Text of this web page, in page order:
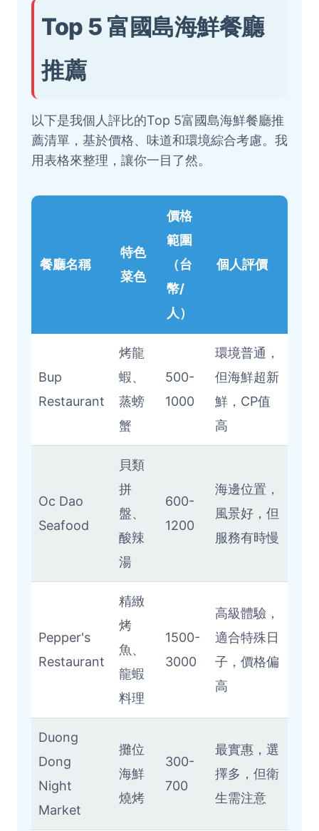
Top 5 富國島海鮮餐廳
推薦
以下是我個人評比的Top 5富國島海鮮餐廳推
薦清單，基於價格、味道和環境綜合考慮。我
用表格來整理，讓你一目了然。
餐廳名稱
特色
菜色
價格
範圍
（台
幣/
人）
個人評價
Bup
Restaurant
烤龍
蝦、
蒸螃
蟹
500-
1000
環境普通，
但海鮮超新
鮮，CP值
高
Oc Dao
Seafood
貝類
拼
盤、
酸辣
湯
600-
1200
海邊位置，
風景好，但
服務有時慢
Pepper's
Restaurant
精緻
烤
魚、
龍蝦
料理
1500-
3000
高級體驗，
適合特殊日
子，價格偏
高
Duong
Dong
Night
Market
攤位
海鮮
燒烤
300-
700
最實惠，選
擇多，但衛
生需注意